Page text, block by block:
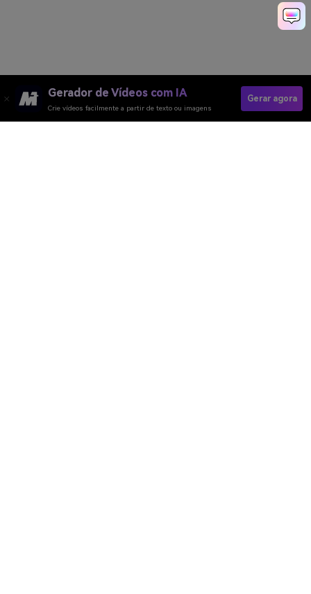
Gerador de Vídeos com IA
Crie vídeos facilmente a partir de texto ou imagens
Gerar agora